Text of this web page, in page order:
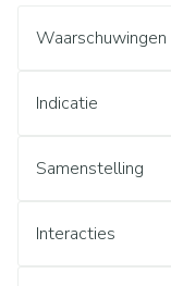
Waarschuwingen
Indicatie
Samenstelling
Interacties